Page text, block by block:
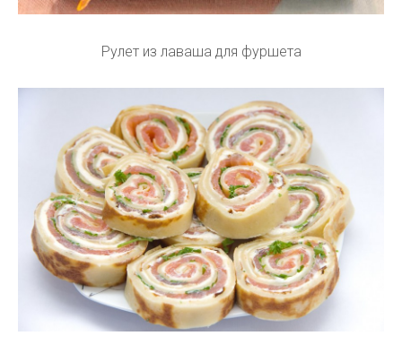
Рулет из лаваша для фуршета